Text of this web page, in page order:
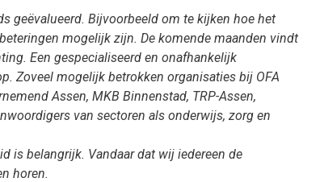
geëvalueerd. Bijvoorbeeld om te kijken hoe het
mogelijk zijn. De komende maanden vindt
Een gespecialiseerd en onafhankelijk
Zoveel mogelijk betrokken organisaties bij OFA
Assen, MKB Binnenstad, TRP-Assen,
van sectoren als onderwijs, zorg en
is belangrijk. Vandaar dat wij iedereen de
horen.